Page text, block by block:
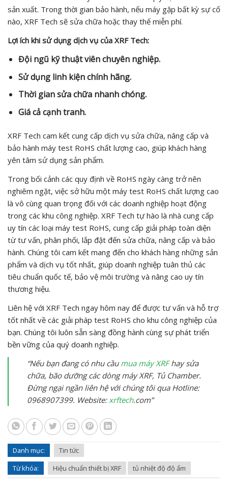
sản xuất. Trong thời gian bảo hành, nếu máy gặp bất kỳ sự cố
nào, XRF Tech sẽ sửa chữa hoặc thay thế miễn phí.
Lợi ích khi sử dụng dịch vụ của XRF Tech:
Đội ngũ kỹ thuật viên chuyên nghiệp.
Sử dụng linh kiện chính hãng.
Thời gian sửa chữa nhanh chóng.
Giá cả cạnh tranh.
XRF Tech cam kết cung cấp dịch vụ sửa chữa, nâng cấp và
bảo hành máy test RoHS chất lượng cao, giúp khách hàng
yên tâm sử dụng sản phẩm.
Trong bối cảnh các quy định về RoHS ngày càng trở nên
nghiêm ngặt, việc sở hữu một máy test RoHS chất lượng cao
là vô cùng quan trọng đối với các doanh nghiệp hoạt động
trong các khu công nghiệp. XRF Tech tự hào là nhà cung cấp
uy tín các loại máy test RoHS, cung cấp giải pháp toàn diện
từ tư vấn, phân phối, lắp đặt đến sửa chữa, nâng cấp và bảo
hành. Chúng tôi cam kết mang đến cho khách hàng những sản
phẩm và dịch vụ tốt nhất, giúp doanh nghiệp tuân thủ các
tiêu chuẩn quốc tế, bảo vệ môi trường và nâng cao uy tín
thương hiệu.
Liên hệ với XRF Tech ngay hôm nay để được tư vấn và hỗ trợ
tốt nhất về các giải pháp test RoHS cho khu công nghiệp của
bạn. Chúng tôi luôn sẵn sàng đồng hành cùng sự phát triển
bền vững của quý doanh nghiệp.
“Nếu bạn đang có nhu cầu mua máy XRFhay sửa
chữa, bão dưỡng các dòng máy XRF, Tủ Chamber.
Đừng ngại ngần liên hệ với chúng tôi qua Hotline:
0968907399. Website: xrftech.com”
Danh mục:
Tin tức
Từ khóa:
Hiệu chuẩn thiết bị XRF tủ nhiệt độ độ ẩm